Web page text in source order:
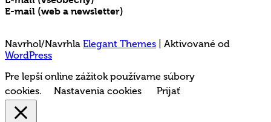
E-mail (web a newsletter)
Navrhol/Navrhla Elegant Themes | Aktivované od
WordPress
Pre lepší online zážitok používame súbory
cookies.
Nastavenia cookies Prijať